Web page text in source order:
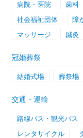
病院・医院
歯科
社会福祉団体
障
マッサージ
鍼灸
冠婚葬祭
結婚式場 葬祭場
交通・運輸
路線バス・観光バス
レンタサイクル